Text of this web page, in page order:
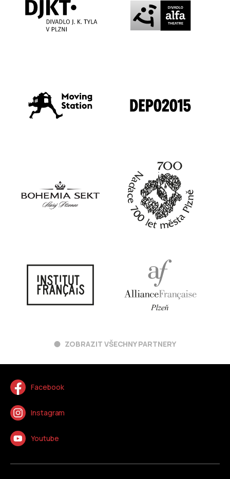
ZOBRAZIT VŠECHNY PARTNERY
Facebook
Instagram
Youtube